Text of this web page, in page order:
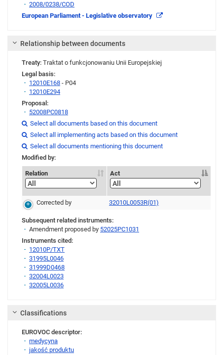
2008/0238/COD
Link
European Parliament - Legislative observatory
Relationship between documents
Treaty: Traktat o funkcjonowaniu Unii Europejskiej
Legal basis:
12010E168 - P04
12010E294
Proposal:
52008PC0818
Link
 Select all documents based on this document
Link
 Select all implementing acts based on this document
Link
Link
Link
 Select all documents mentioning this document
Modified by:
Relation Act
Corrected by 32010L0053R(01)
Subsequent related instruments:
Amendment proposed by 52025PC1031
Instruments cited:
12010P/TXT
31995L0046
31999D0468
32004L0023
32005L0036
Classifications
EUROVOC descriptor:
medycyna
jakość produktu